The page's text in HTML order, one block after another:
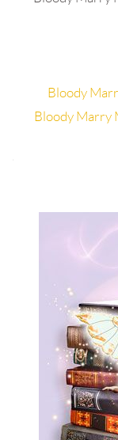
Bloody
Bloody Marry